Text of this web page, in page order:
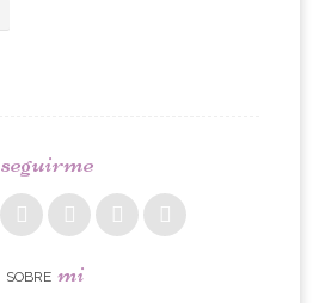
seguirme
SOBRE mi